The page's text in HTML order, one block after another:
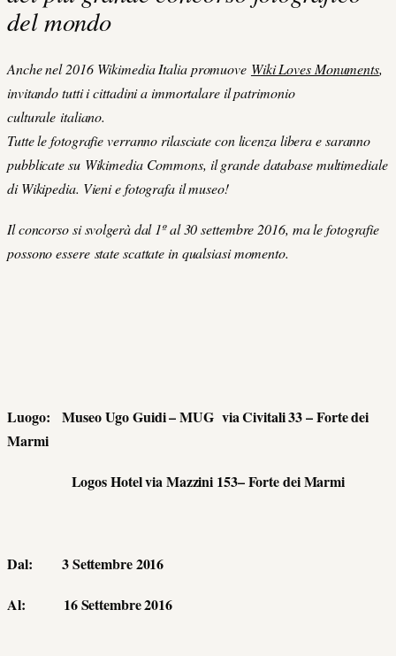
del mondo
Anche nel 2016 Wikimedia Italia promuove Wiki Loves Monuments,
invitando tutti i cittadini a immortalare il patrimonio
culturale italiano.
Tutte le fotografie verranno rilasciate con licenza libera e saranno
pubblicate su Wikimedia Commons, il grande database multimediale
di Wikipedia. Vieni e fotografa il museo!
Il concorso si svolgerà dal 1º al 30 settembre 2016, ma le fotografie
possono essere state scattate in qualsiasi momento.
Luogo: Museo Ugo Guidi – MUG via Civitali 33 – Forte dei
Marmi
Logos Hotel via Mazzini 153– Forte dei Marmi
Dal: 3 Settembre 2016
Al: 16 Settembre 2016